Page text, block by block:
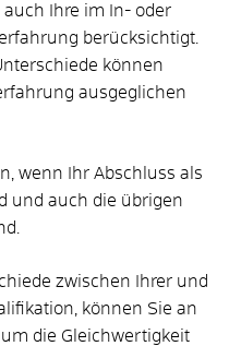
auch Ihre im In- oder
berücksichtigt.
können
ausgeglichen
wenn Ihr Abschluss als
und auch die übrigen
zwischen Ihrer und
können Sie an
die Gleichwertigkeit